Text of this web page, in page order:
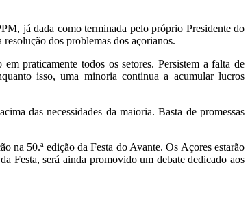
já dada como terminada pelo próprio Presidente do
dos problemas dos açorianos.
praticamente todos os setores. Persistem a falta de
isso, uma minoria continua a acumular lucros
das necessidades da maioria. Basta de promessas
na 50.ª edição da Festa do Avante. Os Açores estarão
Festa, será ainda promovido um debate dedicado aos